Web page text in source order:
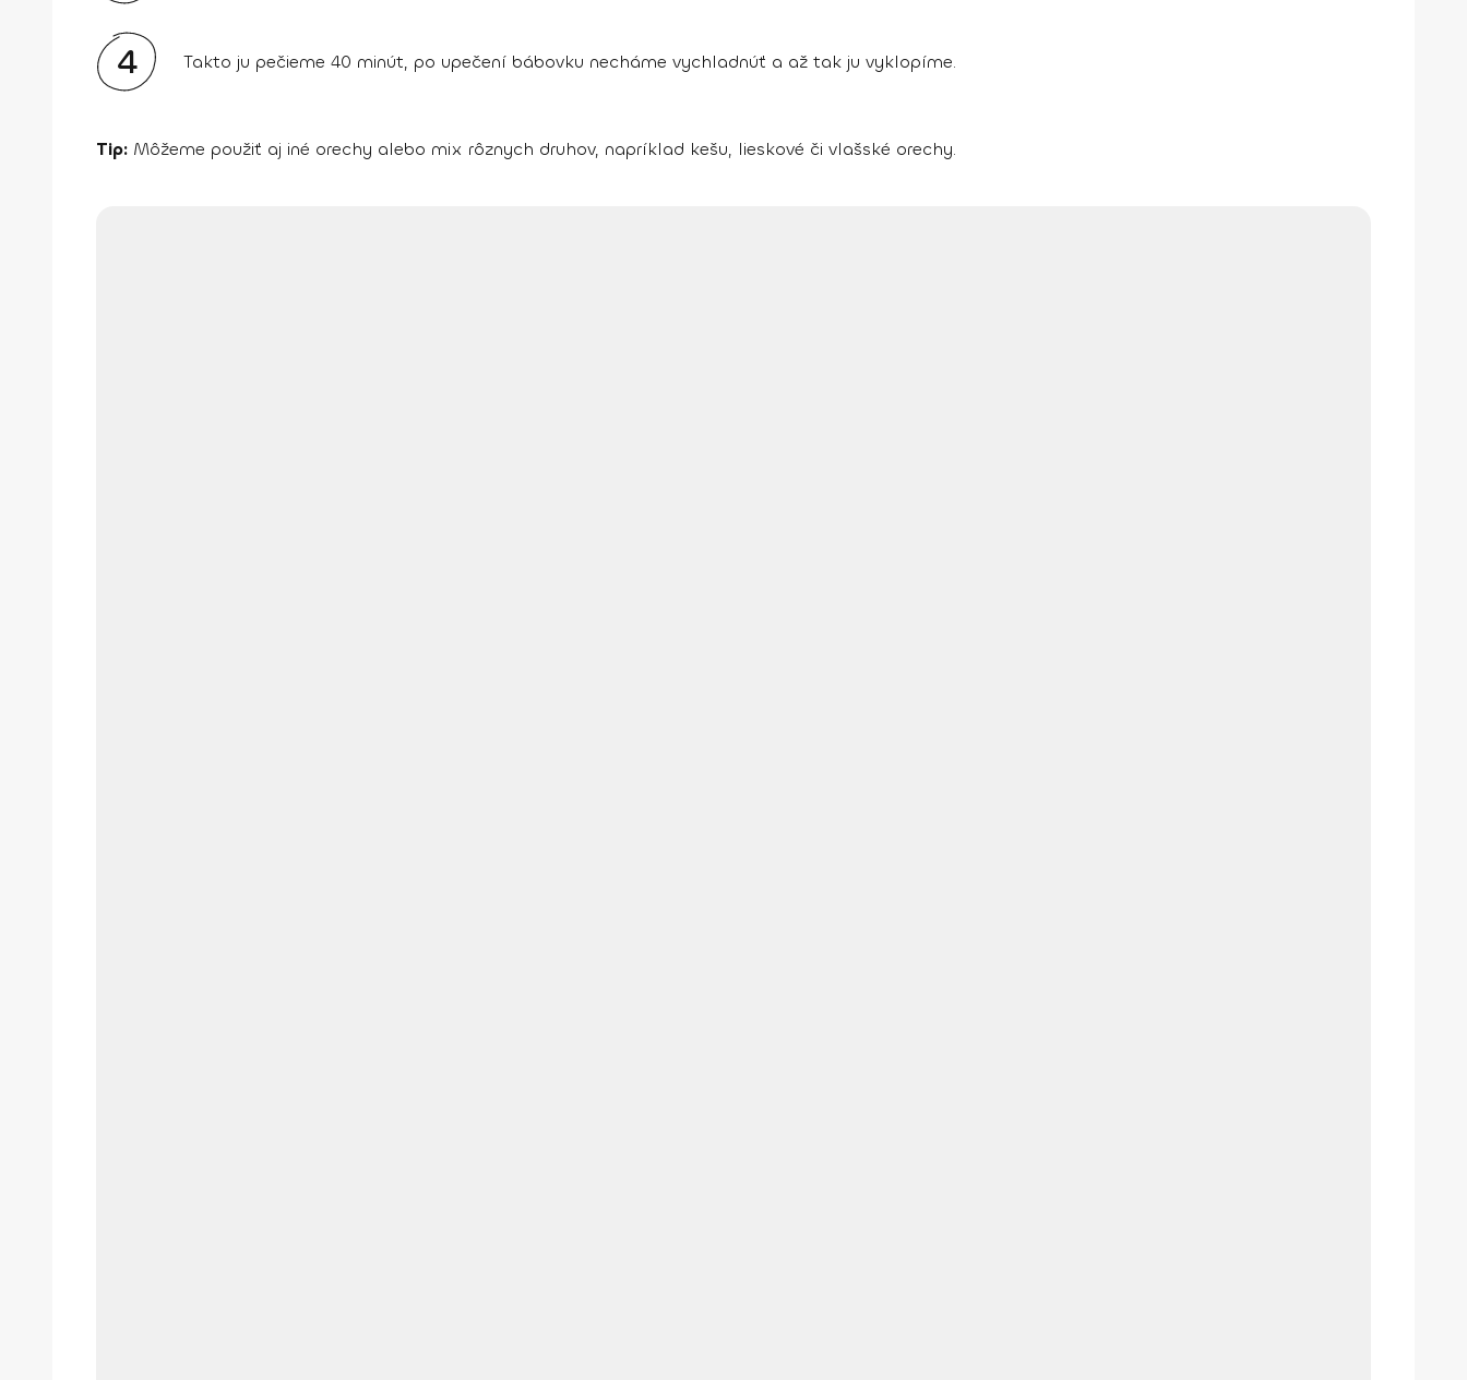
4 Takto ju pečieme 40 minút, po upečení bábovku necháme vychladnúť a až tak ju vyklopíme.
Tip: Môžeme použiť aj iné orechy alebo mix rôznych druhov, napríklad kešu, lieskové či vlašské orechy.